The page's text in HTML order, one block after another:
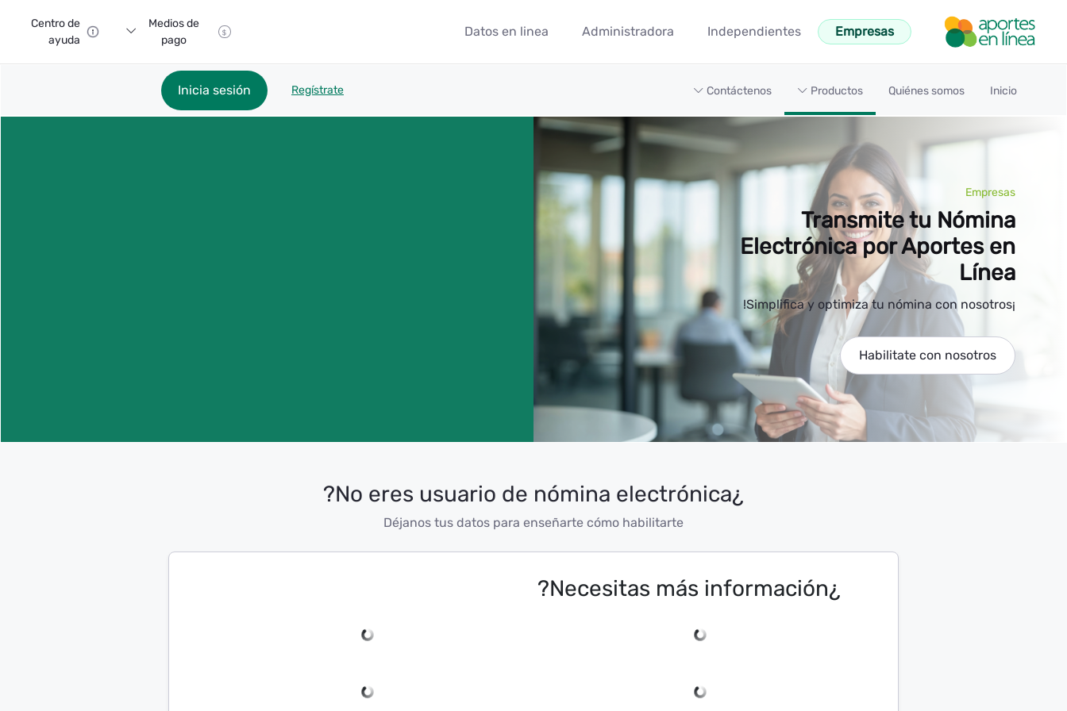
تخطي إلى المحتوى الرئيسي
Empresas
Independientes
Administradora
Datos en linea
Medios de
pago
Centro de
ayuda
Nómina electrónica - Aportes en Línea
Inicio
Quiénes somos
Productos
Contáctenos
Regístrate
Inicia sesión
Empresas
Transmite tu Nómina
Electrónica por Aportes en
Línea
¡Simplifica y optimiza tu nómina con nosotros!
Habilitate con nosotros
¿No eres usuario de nómina electrónica?
Déjanos tus datos para enseñarte cómo habilitarte
¿Necesitas más información?